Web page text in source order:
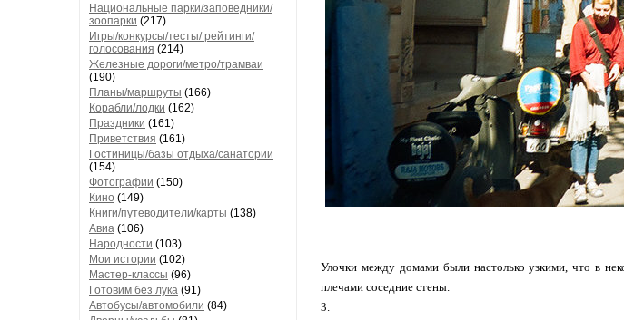
Национальные парки/заповедники/
зоопарки (217)
Игры/конкурсы/тесты/ рейтинги/
голосования (214)
Железные дороги/метро/трамваи
(190)
Планы/маршруты (166)
Корабли/лодки (162)
Праздники (161)
Приветствия (161)
Гостиницы/базы отдыха/санатории
(154)
Фотографии (150)
Кино (149)
Книги/путеводители/карты (138)
Авиа (106)
Народности (103)
Мои истории (102)
Мастер-классы (96)
Готовим без лука (91)
Автобусы/автомобили (84)
Улочки между домами были настолько узкими, что в
плечами соседние стены.
3.